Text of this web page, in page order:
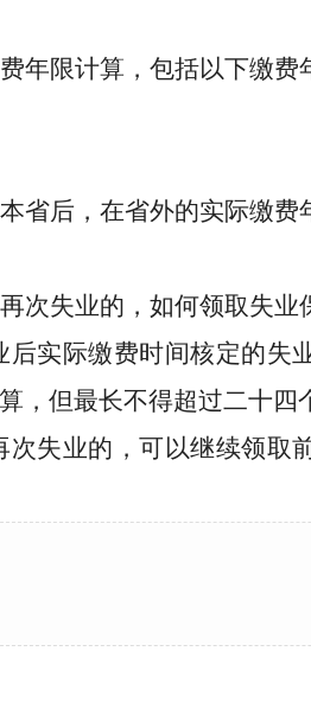
年限计算 ， 包括以下缴费
省后，在省外的实际缴费
次失业的 ，如何领取失业
后实际缴费时间核定的失
，但最长不得超过二十四
次失业的，可以继续领取